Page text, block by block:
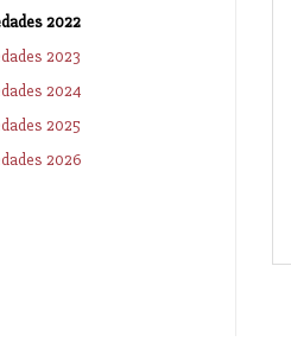
2022
2023
2024
2025
2026